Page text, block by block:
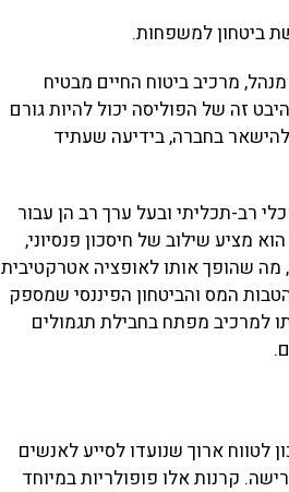
ביטחון למשפחות.
מרכיב ביטוח החיים מבטיח
זה של הפוליסה יכול להיות גורם
בחברה, בידיעה שעתיד
רב-תכליתי ובעל ערך רב הן עבור
מציע שילוב של חיסכון פנסיוני,
מה שהופך אותו לאופציה אטרקטיבית
המס והביטחון הפיננסי שמספק
למרכיב מפתח בחבילת תגמולים
לטווח ארוך שנועדו לסייע לאנשים
קרנות אלו פופולריות במיוחד